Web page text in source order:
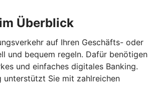
Überblick
auf Ihren Geschäfts- oder
und bequem regeln. Dafür benötigen
und einfaches digitales Banking.
unterstützt Sie mit zahlreichen